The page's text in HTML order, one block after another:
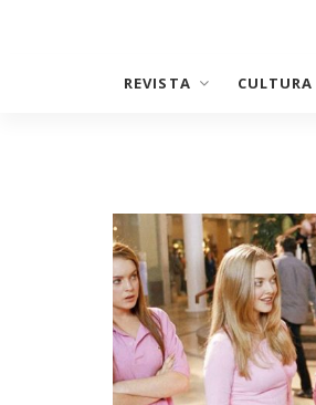
REVISTA CULTURA